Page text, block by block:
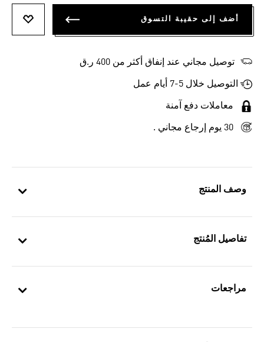
وصف المنتج
تفاصيل المُنتج
مراجعات
أضف إلى حقيبة التسوق
توصيل مجاني عند إنفاق أكثر من 400 ر.ق
التوصيل خلال 5-7 أيام عمل
معاملات دفع آمنة